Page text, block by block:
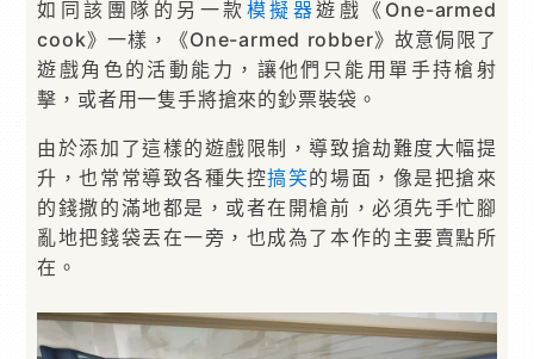
如同該團隊的另一款 模擬器遊戲《One-armed
cook》一樣，《One-armed robber》故意侷限了
遊戲角色的活動能力，讓他們只能用單手持槍射
擊，或者用一隻手將搶來的鈔票裝袋。
由於添加了這樣的遊戲限制，導致搶劫難度大幅提
升，也常常導致各種失控搞笑的場面，像是把搶來
的錢撒的滿地都是，或者在開槍前，必須先手忙腳
亂地把錢袋丟在一旁，也成為了本作的主要賣點所
在。